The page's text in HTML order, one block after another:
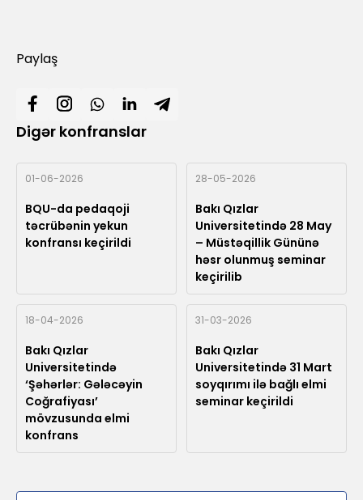
Paylaş
Digər konfranslar
01-06-2026
BQU-da pedaqoji
təcrübənin yekun
konfransı keçirildi
28-05-2026
Bakı Qızlar
Universitetində 28 May
– Müstəqillik Gününə
həsr olunmuş seminar
keçirilib
18-04-2026
Bakı Qızlar
Universitetində
‘Şəhərlər: Gələcəyin
Coğrafiyası’
mövzusunda elmi
konfrans
31-03-2026
Bakı Qızlar
Universitetində 31 Mart
soyqırımı ilə bağlı elmi
seminar keçirildi